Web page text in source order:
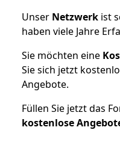
Unser Netzwerk ist
haben viele Jahre
Sie möchten eine
Sie sich jetzt
Angebote.
Füllen Sie jetzt das
kostenlose